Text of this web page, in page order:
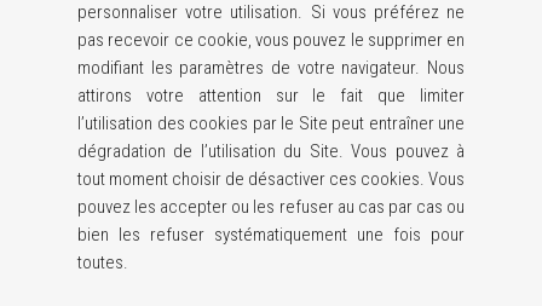
personnaliser votre utilisation. Si vous préférez ne
pas recevoir ce cookie, vous pouvez le supprimer en
modifiant les paramètres de votre navigateur. Nous
attirons votre attention sur le fait que limiter
l’utilisation des cookies par le Site peut entraîner une
dégradation de l’utilisation du Site. Vous pouvez à
tout moment choisir de désactiver ces cookies. Vous
pouvez les accepter ou les refuser au cas par cas ou
bien les refuser systématiquement une fois pour
toutes.